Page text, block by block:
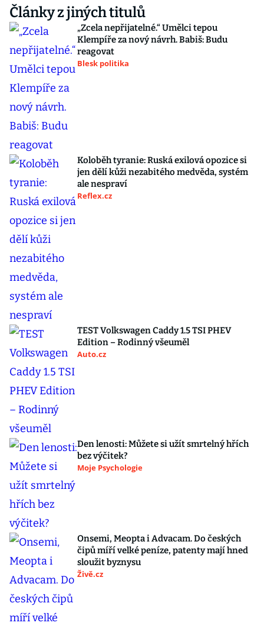
Články z jiných titulů
„Zcela nepřijatelné.“ Umělci tepou
Klempíře za nový návrh. Babiš: Budu
reagovat
Blesk politika
Koloběh tyranie: Ruská exilová opozice si
jen dělí kůži nezabitého medvěda, systém
ale nespraví
Reflex.cz
TEST Volkswagen Caddy 1.5 TSI PHEV
Edition – Rodinný všeuměl
Auto.cz
Den lenosti: Můžete si užít smrtelný hřích
bez výčitek?
Moje Psychologie
Onsemi, Meopta i Advacam. Do českých
čipů míří velké peníze, patenty mají hned
sloužit byznysu
Živě.cz